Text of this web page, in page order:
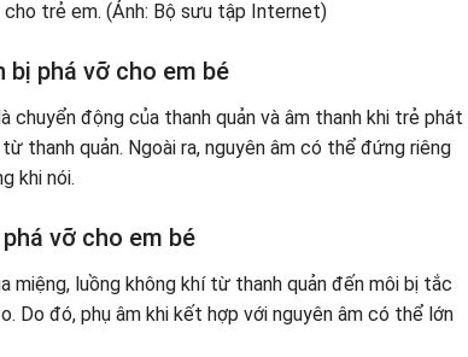
bị phá vỡ cho em bé
chuyển động của thanh quản và âm thanh khi trẻ phát
thanh quản. Ngoài ra, nguyên âm có thể đứng riêng
khi nói.
vỡ cho em bé
miệng, luồng không khí từ thanh quản đến môi bị tắc
Do đó, phụ âm khi kết hợp với nguyên âm có thể lớn